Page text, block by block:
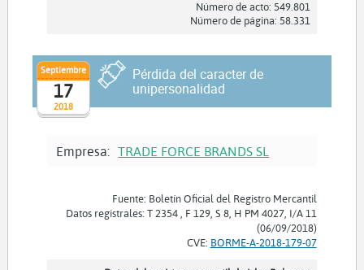
Número de acto: 549.801
Número de página: 58.331
2018
Septiembre
17
Pérdida del caracter de
unipersonalidad
Empresa: TRADE FORCE BRANDS SL
Fuente: Boletín Oficial del Registro Mercantil
Datos registrales: T 2354 , F 129, S 8, H PM 4027, I/A 11
(06/09/2018)
CVE: BORME-A-2018-179-07